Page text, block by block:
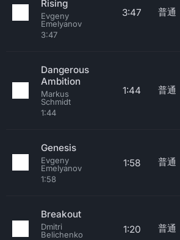
Rising
Evgeny
Emelyanov
3:47
3:47 普通
Dangerous
Ambition
Markus
Schmidt
1:44
1:44 普通
Genesis
Evgeny
Emelyanov
1:58
1:58 普通
Breakout
Dmitri
Belichenko
1:20 普通